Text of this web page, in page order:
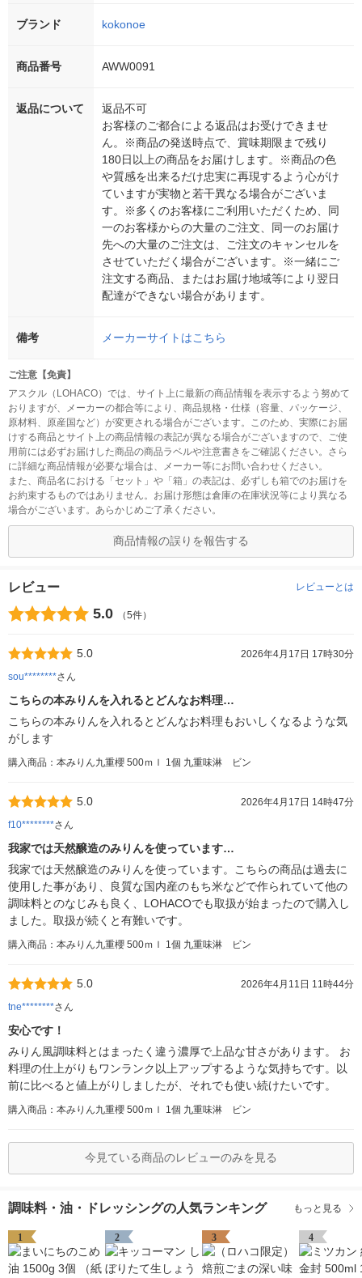
ブランド kokonoe
商品番号 AWW0091
返品について
返品不可
お客様のご都合による返品はお受けできませ
ん。※商品の発送時点で、賞味期限まで残り
180日以上の商品をお届けします。※商品の色
や質感を出来るだけ忠実に再現するよう心がけ
ていますが実物と若干異なる場合がございま
す。※多くのお客様にご利用いただくため、同
一のお客様からの大量のご注文、同一のお届け
先への大量のご注文は、ご注文のキャンセルを
させていただく場合がございます。※一緒にご
注文する商品、またはお届け地域等により翌日
配達ができない場合があります。
備考 メーカーサイトはこちら
ご注意【免責】
アスクル（LOHACO）では、サイト上に最新の商品情報を表示するよう努めて
おりますが、メーカーの都合等により、商品規格・仕様（容量、パッケージ、
原材料、原産国など）が変更される場合がございます。このため、実際にお届
けする商品とサイト上の商品情報の表記が異なる場合がございますので、ご使
用前には必ずお届けした商品の商品ラベルや注意書きをご確認ください。さら
に詳細な商品情報が必要な場合は、メーカー等にお問い合わせください。
また、商品名における「セット」や「箱」の表記は、必ずしも箱でのお届けを
お約束するものではありません。お届け形態は倉庫の在庫状況等により異なる
場合がございます。あらかじめご了承ください。
商品情報の誤りを報告する
レビュー レビューとは
5.0 （5件）
5.0
2026年4月17日 17時30分
sou********さん
こちらの本みりんを入れるとどんなお料理…
こちらの本みりんを入れるとどんなお料理もおいしくなるような気
がします
購入商品：本みりん九重櫻 500ｍｌ 1個 九重味淋 ビン
5.0
2026年4月17日 14時47分
f10********さん
我家では天然醸造のみりんを使っています…
我家では天然醸造のみりんを使っています。こちらの商品は過去に
使用した事があり、良質な国内産のもち米などで作られていて他の
調味料とのなじみも良く、LOHACOでも取扱が始まったので購入し
ました。取扱が続くと有難いです。
購入商品：本みりん九重櫻 500ｍｌ 1個 九重味淋 ビン
5.0
2026年4月11日 11時44分
tne********さん
安心です！
みりん風調味料とはまったく違う濃厚で上品な甘さがあります。 お
料理の仕上がりもワンランク以上アップするような気持ちです。以
前に比べると値上がりしましたが、それでも使い続けたいです。
購入商品：本みりん九重櫻 500ｍｌ 1個 九重味淋 ビン
今見ている商品のレビューのみを見る
調味料・油・ドレッシングの人気ランキング もっと見る
1 2 3 4